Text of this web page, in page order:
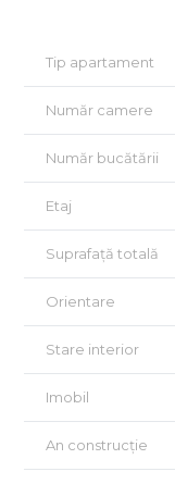
Baie și hol
Se află la etajul 4
de a-l amenaja
✅ Puncte forte:
Ideal pentru
📞 Pentru mai
Detalii tel
Tip apartament
Număr camere
Număr bucătării
Etaj
Suprafață totală
Orientare
Stare interior
Imobil
An construcție